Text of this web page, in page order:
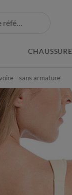
- sans armature